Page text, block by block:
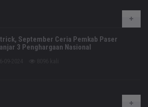
September Ceria Pemkab Paser
3 Penghargaan Nasional